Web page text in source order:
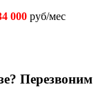
000 руб/мес
Перезвоним